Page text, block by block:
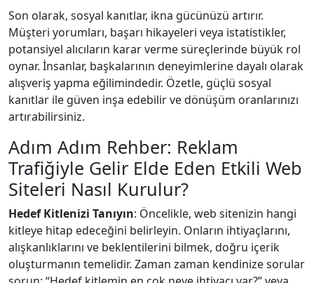
Son olarak, sosyal kanıtlar, ikna gücünüzü artırır.
Müşteri yorumları, başarı hikayeleri veya istatistikler,
potansiyel alıcıların karar verme süreçlerinde büyük rol
oynar. İnsanlar, başkalarının deneyimlerine dayalı olarak
alışveriş yapma eğilimindedir. Özetle, güçlü sosyal
kanıtlar ile güven inşa edebilir ve dönüşüm oranlarınızı
artırabilirsiniz.
Adım Adım Rehber: Reklam
Trafiğiyle Gelir Elde Eden Etkili Web
Siteleri Nasıl Kurulur?
Hedef Kitlenizi Tanıyın: Öncelikle, web sitenizin hangi
kitleye hitap edeceğini belirleyin. Onların ihtiyaçlarını,
alışkanlıklarını ve beklentilerini bilmek, doğru içerik
oluşturmanın temelidir. Zaman zaman kendinize sorular